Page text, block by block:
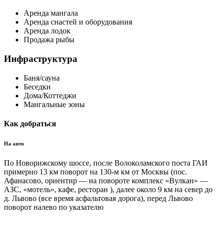
Аренда мангала
Аренда снастей и оборудования
Аренда лодок
Продажа рыбы
Инфраструктура
Баня/сауна
Беседки
Дома/Коттеджи
Мангальные зоны
Как добраться
На авто
По Новорижскому шоссе, после Волоколамского поста ГАИ
примерно 13 км поворот на 130-м км от Москвы (пос.
Афанасово, ориентир — на повороте комплекс «Вулкан» —
АЗС, «мотель», кафе, ресторан ), далее около 9 км на север до
д. Львово (все время асфальтовая дорога), перед Львово
поворот налево по указателю